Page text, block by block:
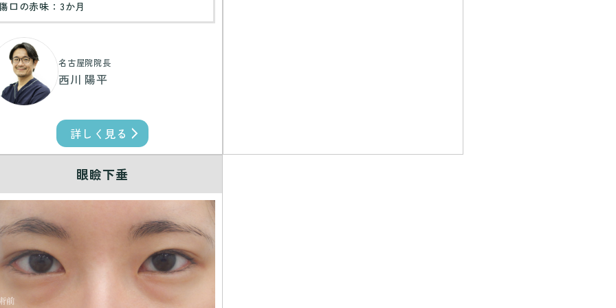
口の赤味：3か月
名古屋院院長
西川 陽平
詳しく見る
眼瞼下垂